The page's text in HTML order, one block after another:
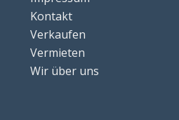
Kontakt
Verkaufen
Vermieten
Wir über uns